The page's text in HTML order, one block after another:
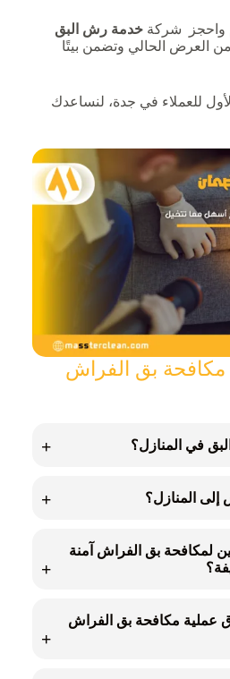
واحجز شركة خدمة رش البق
العرض الحالي وتضمن بيتًا
للعملاء في جدة، لنساعدك
مكافحة بق الفراش
لمكافحة بق الفراش آمنة
عملية مكافحة بق الفراش